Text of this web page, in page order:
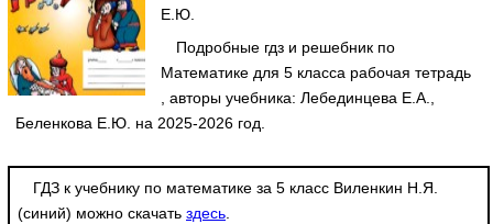
Е.Ю.
Подробные гдз и решебник по
Математике для 5 класса рабочая тетрадь
, авторы учебника: Лебединцева Е.А.,
Беленкова Е.Ю. на 2025-2026 год.
ГДЗ к учебнику по математике за 5 класс Виленкин Н.Я.
(синий) можно скачать здесь